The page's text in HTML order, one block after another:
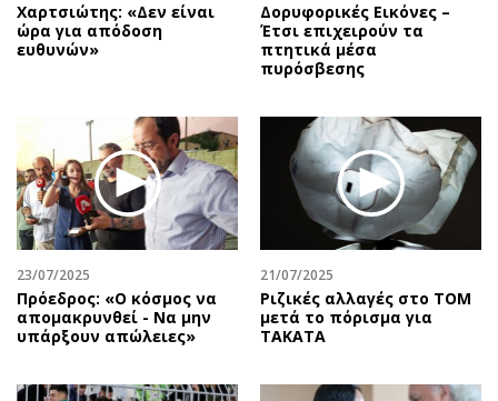
Χαρτσιώτης: «Δεν είναι
ώρα για απόδοση
ευθυνών»
Δορυφορικές Εικόνες –
Έτσι επιχειρούν τα
πτητικά μέσα
πυρόσβεσης
23/07/2025
Πρόεδρος: «Ο κόσμος να
απομακρυνθεί - Να μην
υπάρξουν απώλειες»
21/07/2025
Ριζικές αλλαγές στο ΤΟΜ
μετά το πόρισμα για
TAKATA